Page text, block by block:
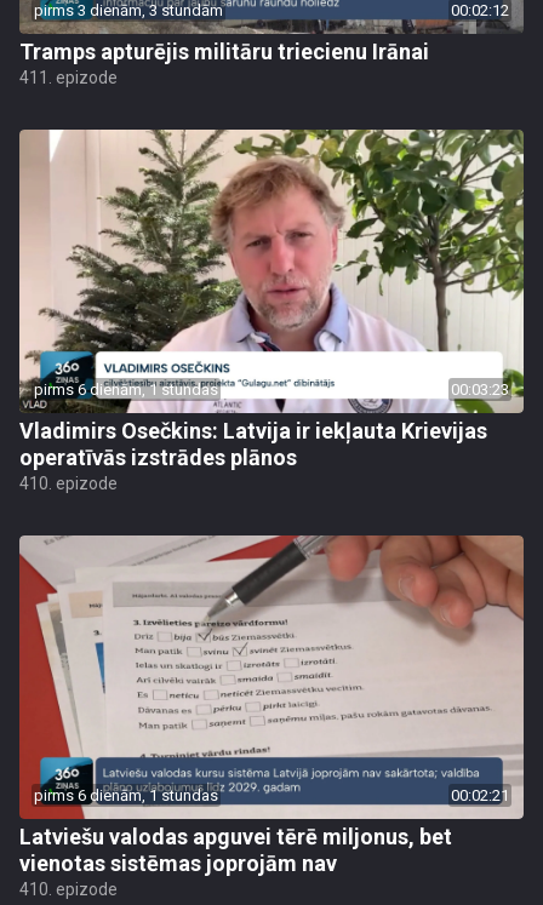
pirms 3 dienām, 3 stundām 00:02:12
Tramps apturējis militāru triecienu Irānai
411. epizode
pirms 6 dienām, 1 stundas 00:03:23
Vladimirs Osečkins: Latvija ir iekļauta Krievijas
operatīvās izstrādes plānos
410. epizode
pirms 6 dienām, 1 stundas 00:02:21
Latviešu valodas apguvei tērē miljonus, bet
vienotas sistēmas joprojām nav
410. epizode